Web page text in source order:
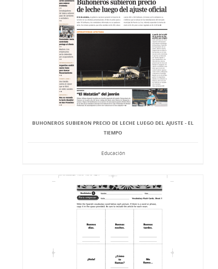
BUHONEROS SUBIERON PRECIO DE LECHE LUEGO DEL AJUSTE - EL
TIEMPO
Educación